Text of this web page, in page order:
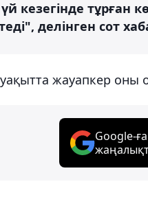
кезегінде тұрған
делінген сот
жауапкер оны
Google-